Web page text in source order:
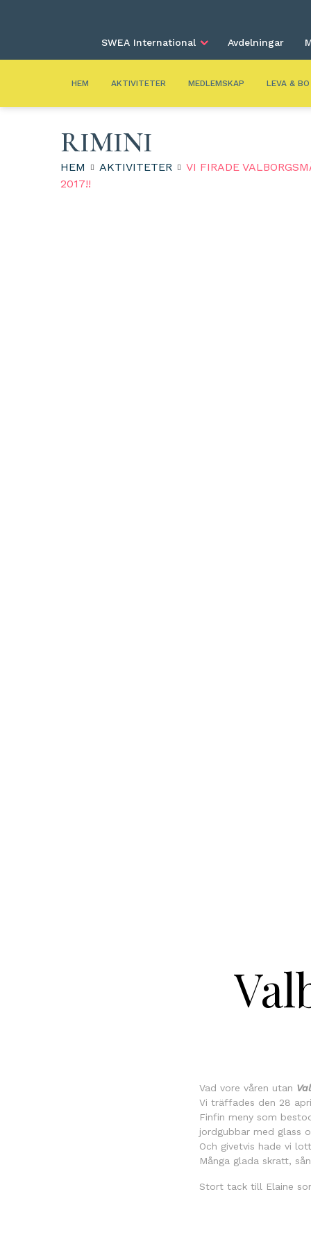
SWEA International Avdelningar
HEM AKTIVITETER MEDLEMSKAP LEVA & BO
RIMINI
HEM AKTIVITETER
VI FIRADE
2017!!
Vad vore våren utan
Vi träffades den 28
Finfin meny som
jordgubbar med glass
Och givetvis hade vi
Många glada skratt,
Stort tack till Elaine